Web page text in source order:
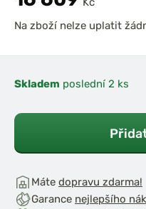
Na zboží nelze uplatit
Skladem poslední 2 ks
Máte dopravu zdarma!
Garance nejlepšího